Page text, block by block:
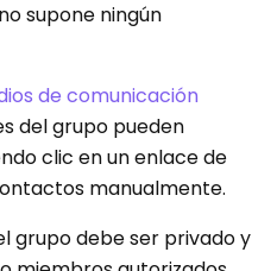
supone ningún
de comunicación
del grupo pueden
clic en un enlace de
manualmente.
grupo debe ser privado y